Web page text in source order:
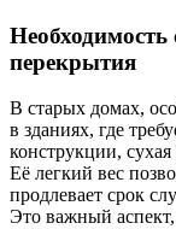
перекрытия
В старых домах,
в зданиях, где
конструкции,
Её легкий вес
продлевает срок
Это важный